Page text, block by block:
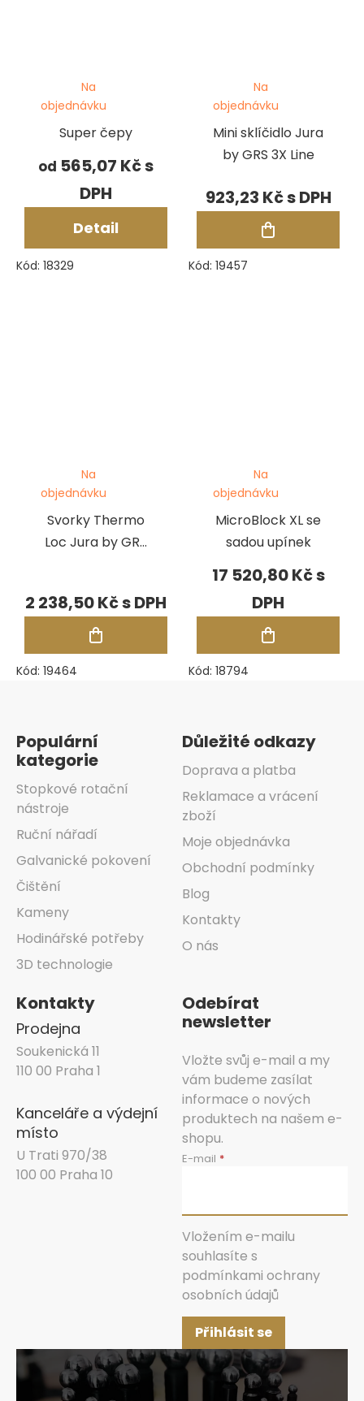
Super čepy
Na
objednávku
od 565,07 Kč
Detail
Kód: 18329
Mini sklíčidlo Jura
by GRS 3X Line
Na
objednávku
923,23 Kč
Kód: 19457
Svorky Thermo
Loc Jura by GRS
Na
objednávku
2 238,50 Kč
Kód: 19464
MicroBlock XL se
sadou upínek
Na
objednávku
17 520,80 Kč
Kód: 18794
Populární
kategorie
Stopkové rotační
nástroje
Ruční nářadí
Galvanické pokovení
Čištění
Kameny
Hodinářské potřeby
3D technologie
Důležité odkazy
Doprava a platba
Reklamace a vrácení
zboží
Moje objednávka
Obchodní podmínky
Blog
Kontakty
O nás
Kontakty
Prodejna
Soukenická 11
110 00 Praha 1
Kanceláře a výdejní
místo
U Trati 970/38
100 00 Praha 10
Odebírat
newsletter
Vložte svůj e-mail a my
vám budeme zasílat
informace o nových
produktech na našem e-
shopu.
E-mail
Vložením e-mailu
souhlasíte s
podmínkami ochrany
osobních údajů
Přihlásit se